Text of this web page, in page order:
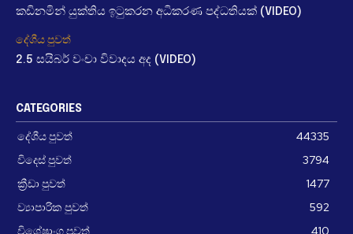
කඩිනමින් යුක්තිය ඉටුකරන අධිකරණ පද්ධතියක් (VIDEO)
දේශීය පුවත්
2.5 සයිබර් වංචා විවාදය අද (VIDEO)
CATEGORIES
දේශීය පුවත්
44335
විදෙස් පුවත්
3794
ක්‍රීඩා පුවත්
1477
ව්‍යාපාරික පුවත්
592
විශේෂාංග පුවත්
410